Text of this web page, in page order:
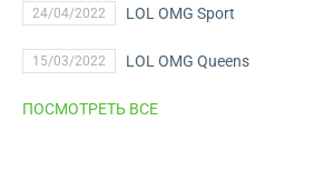
24/04/2022 LOL OMG Sport
15/03/2022 LOL OMG Queens
ПОСМОТРЕТЬ ВСЕ